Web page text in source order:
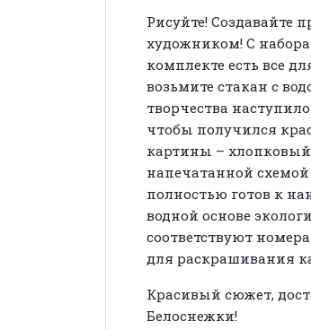
Рисуйте! Создавайте
художником! С
комплекте есть все
возьмите стакан с
творчества
чтобы получился
картины –
напечатанной
полностью готов к
водной основе
соответствуют
для раскрашивания
Красивый сюжет,
Белоснежки!